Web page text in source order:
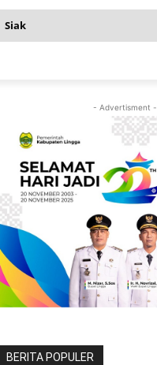
Siak
- Advertisment -
BERITA POPULER